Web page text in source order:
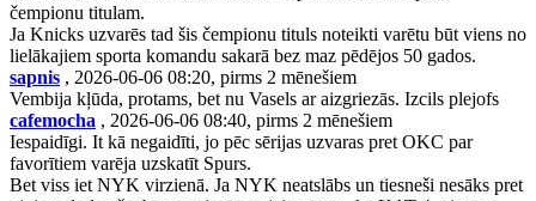
čempionu titulam.
Ja Knicks uzvarēs tad šis čempionu tituls noteikti varētu būt viens no
lielākajiem sporta komandu sakarā bez maz pēdējos 50 gados.
sapnis , 2026-06-06 08:20, pirms 2 mēnešiem
Vembija kļūda, protams, bet nu Vasels ar aizgriezās. Izcils plejofs
cafemocha , 2026-06-06 08:40, pirms 2 mēnešiem
Iespaidīgi. It kā negaidīti, jo pēc sērijas uzvaras pret OKC par
favorītiem varēja uzskatīt Spurs.
Bet viss iet NYK virzienā. Ja NYK neatslābs un tiesneši nesāks pret